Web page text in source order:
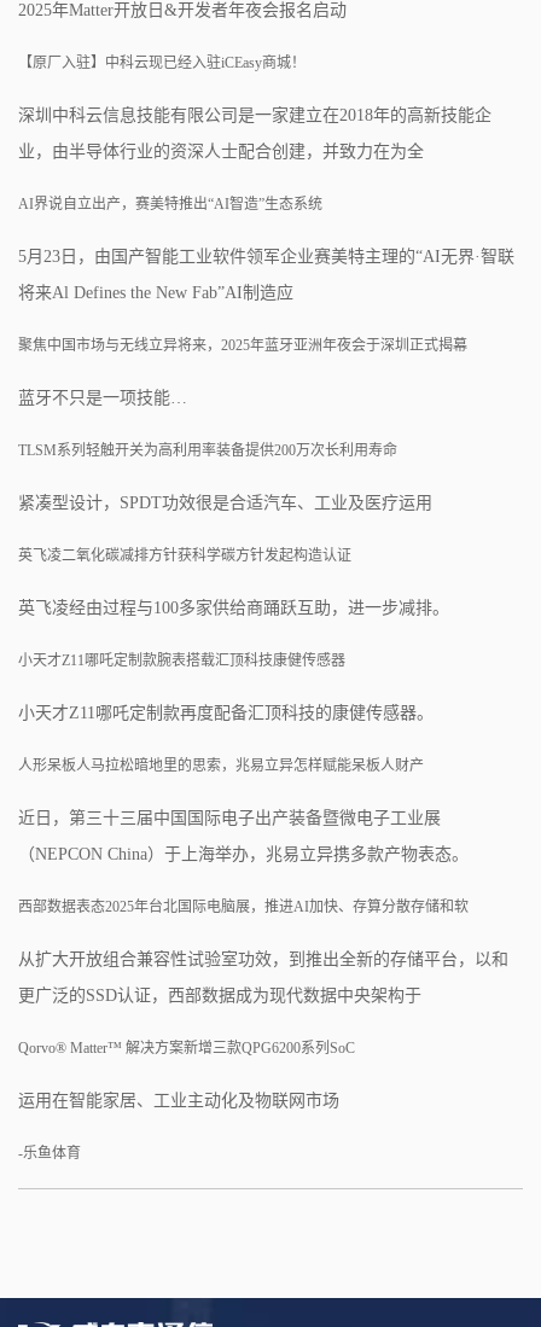
2025年Matter开放日&开发者年夜会报名启动
【原厂入驻】中科云现已经入驻iCEasy商城！
深圳中科云信息技能有限公司是一家建立在2018年的高新技能企
业，由半导体行业的资深人士配合创建，并致力在为全
AI界说自立出产，赛美特推出“AI智造”生态系统
5月23日，由国产智能工业软件领军企业赛美特主理的“AI无界·智联
将来Al Defines the New Fab”AI制造应
聚焦中国市场与无线立异将来，2025年蓝牙亚洲年夜会于深圳正式揭幕
蓝牙不只是一项技能…
TLSM系列轻触开关为高利用率装备提供200万次长利用寿命
紧凑型设计，SPDT功效很是合适汽车、工业及医疗运用
英飞凌二氧化碳减排方针获科学碳方针发起构造认证
英飞凌经由过程与100多家供给商踊跃互助，进一步减排。
小天才Z11哪吒定制款腕表搭载汇顶科技康健传感器
小天才Z11哪吒定制款再度配备汇顶科技的康健传感器。
人形呆板人马拉松暗地里的思索，兆易立异怎样赋能呆板人财产
近日，第三十三届中国国际电子出产装备暨微电子工业展
（NEPCON China）于上海举办，兆易立异携多款产物表态。
西部数据表态2025年台北国际电脑展，推进AI加快、存算分散存储和软
从扩大开放组合兼容性试验室功效，到推出全新的存储平台，以和
更广泛的SSD认证，西部数据成为现代数据中央架构于
Qorvo® Matter™ 解决方案新增三款QPG6200系列SoC
运用在智能家居、工业主动化及物联网市场
-乐鱼体育